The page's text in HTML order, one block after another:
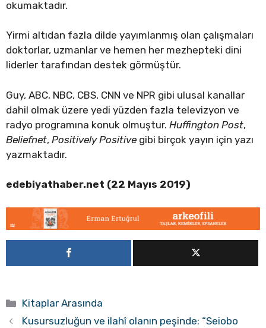
okumaktadır.
Yirmi altıdan fazla dilde yayımlanmış olan çalışmaları
doktorlar, uzmanlar ve hemen her mezhepteki dini
liderler tarafından destek görmüştür.
Guy, ABC, NBC, CBS, CNN ve NPR gibi ulusal kanallar
dahil olmak üzere yedi yüzden fazla televizyon ve
radyo programına konuk olmuştur. Huffington Post,
Beliefnet, Positively Positive gibi birçok yayın için yazı
yazmaktadır.
edebiyathaber.net (22 Mayıs 2019)
Kategoriler
Kitaplar Arasında
Kusursuzluğun ve ilahî olanın peşinde: “Seiobo